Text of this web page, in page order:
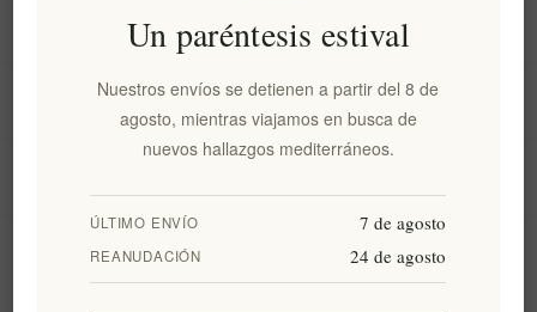
Información
Mi cuenta
Un paréntesis estival
Nuestros envíos se detienen a partir del 8 de
agosto, mientras viajamos en busca de
nuevos hallazgos mediterráneos.
ÚLTIMO ENVÍO 7 de agosto
REANUDACIÓN 24 de agosto